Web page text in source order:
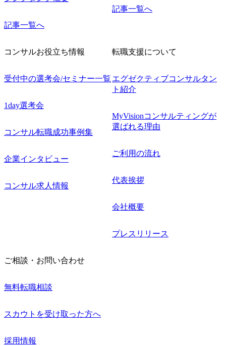
記事一覧へ
記事一覧へ
コンサルお役立ち情報
受付中の選考会/セミナー一覧
1day選考会
コンサル転職成功事例集
企業インタビュー
コンサル求人情報
転職支援について
エグゼクティブコンサルタン
ト紹介
MyVisionコンサルティングが
選ばれる理由
ご利用の流れ
代表挨拶
会社概要
プレスリリース
ご相談・お問い合わせ
無料転職相談
スカウトを受け取った方へ
採用情報